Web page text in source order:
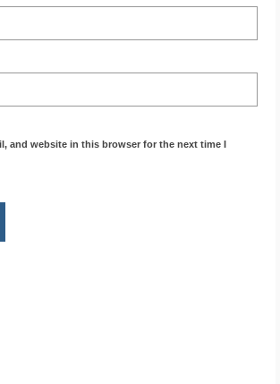
and website in this browser for the next time I